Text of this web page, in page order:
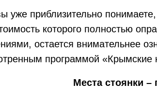
уже приблизительно
которого полностью
остается внимательнее
программой «Крымские
Места стоянки –